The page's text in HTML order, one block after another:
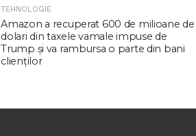
TEHNOLOGIE
Amazon a recuperat 600 de milioane de
dolari din taxele vamale impuse de
Trump şi va rambursa o parte din bani
clienţilor